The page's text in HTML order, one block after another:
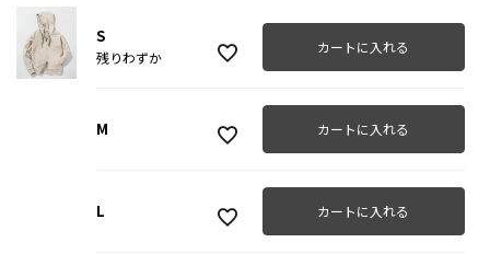
S
残りわずか
カートに入れる
M カートに入れる
L カートに入れる